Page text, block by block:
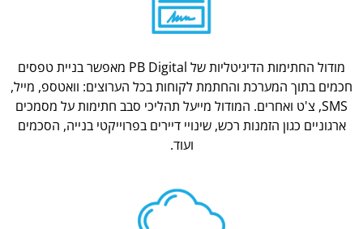
מודול החתימות הדיגיטליות של PB Digital מאפשר בניית טפסים
חכמים בתוך המערכת והחתמת לקוחות בכל הערוצים: וואטספ, מייל,
SMS, צ'ט ואחרים. המודול מייעל תהליכי סבב חתימות על מסמכים
ארגוניים כגון הזמנות רכש, שינויי דיירים בפרוייקטי בנייה, הסכמים
ועוד.